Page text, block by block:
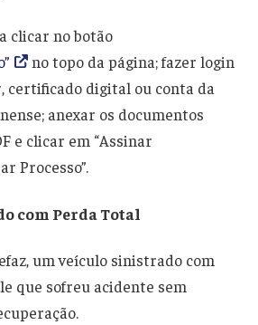
clicar no botão
no topo da página; fazer login
certificado digital ou conta da
anexar os documentos
e clicar em “Assinar
Processo”.
com Perda Total
um veículo sinistrado com
que sofreu acidente sem